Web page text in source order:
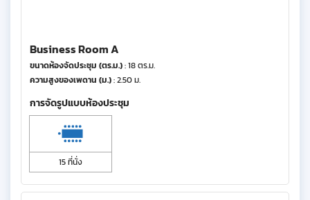
Business Room A
ขนาดห้องจัดประชุม (ตร.ม.): 18 ตร.ม.
ความสูงของเพดาน (ม.): 2.50 ม.
การจัดรูปแบบห้องประชุม
15 ที่นั่ง